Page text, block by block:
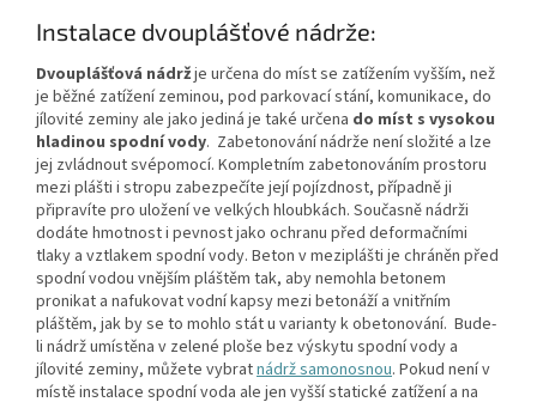
Instalace dvouplášťové nádrže:
Dvouplášťová nádržje určena do míst se zatížením vyšším, než
je běžné zatížení zeminou, pod parkovací stání, komunikace, do
jílovité zeminy ale jako jediná je také určena do míst s vysokou
hladinou spodní vody. Zabetonování nádrže není složité a lze
jej zvládnout svépomocí. Kompletním zabetonováním prostoru
mezi plášti i stropu zabezpečíte její pojízdnost, případně ji
připravíte pro uložení ve velkých hloubkách. Současně nádrži
dodáte hmotnost i pevnost jako ochranu před deformačními
tlaky a vztlakem spodní vody. Beton v meziplášti je chráněn před
spodní vodou vnějším pláštěm tak, aby nemohla betonem
pronikat a nafukovat vodní kapsy mezi betonáží a vnitřním
pláštěm, jak by se to mohlo stát u varianty k obetonování. Bude-
li nádrž umístěna v zelené ploše bez výskytu spodní vody a
jílovité zeminy, můžete vybratnádrž samonosnou. Pokud není v
místě instalace spodní voda ale jen vyšší statické zatížení a na